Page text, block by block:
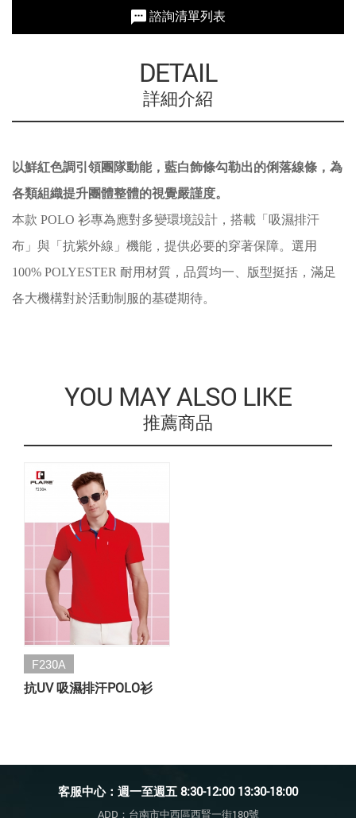
諮詢清單列表
DETAIL
詳細介紹
以鮮紅色調引領團隊動能，藍白飾條勾勒出的俐落線條，為
各類組織提升團體整體的視覺嚴謹度。
本款 POLO 衫專為應對多變環境設計，搭載「吸濕排汗
布」與「抗紫外線」機能，提供必要的穿著保障。選用
100% POLYESTER 耐用材質，品質均一、版型挺括，滿足
各大機構對於活動制服的基礎期待。
YOU MAY ALSO LIKE
推薦商品
F230A
抗UV 吸濕排汗POLO衫
客服中心：週一至週五 8:30-12:00 13:30-18:00
ADD：台南市中西區西賢一街180號